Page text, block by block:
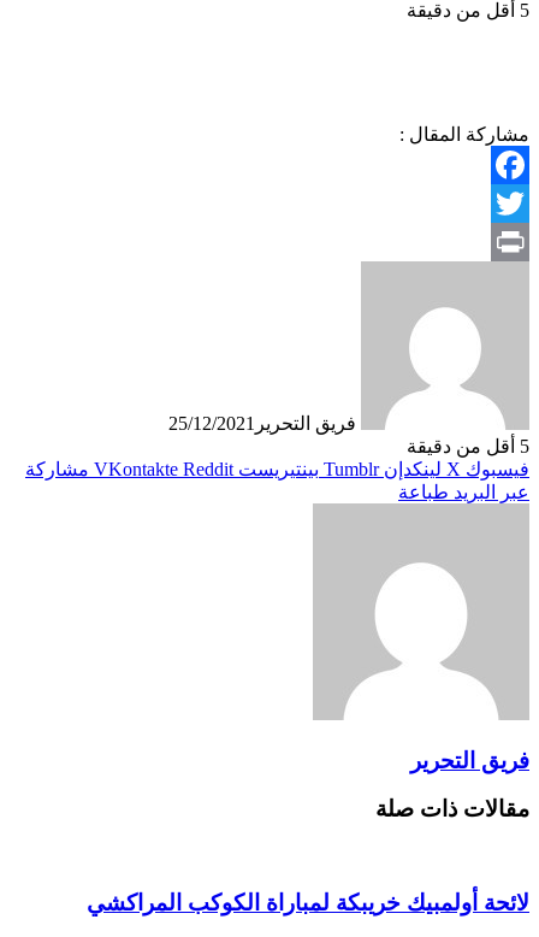
5 أقل من دقيقة
مشاركة المقال :
Facebook
Twitter
فريق التحرير 25/12/2021
5 أقل من دقيقة
فيسبوك X لينكدإن بينتيريست
مشاركة
عبر البريد طباعة
فريق التحرير
مقالات ذات صلة
لائحة أولمبيك خريبكة لمباراة الكوكب المراكشي